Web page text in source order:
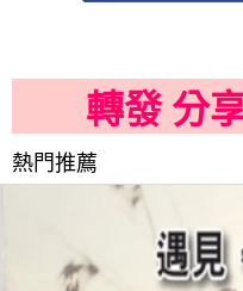
轉發 分
熱門推薦